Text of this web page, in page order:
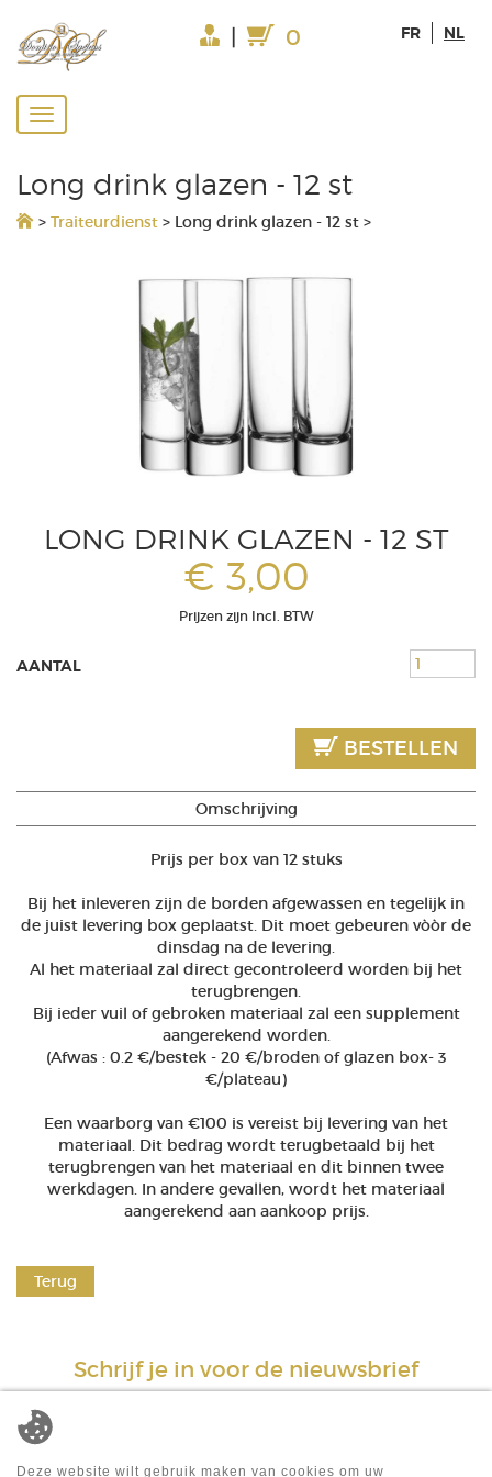
| 0 FR NL
Long drink glazen - 12 st
> Traiteurdienst > Long drink glazen - 12 st >
LONG DRINK GLAZEN - 12 ST
€ 3,00
Prijzen zijn Incl. BTW
AANTAL
BESTELLEN
Omschrijving
Prijs per box van 12 stuks
Bij het inleveren zijn de borden afgewassen en tegelijk in
de juist levering box geplaatst. Dit moet gebeuren vòòr de
dinsdag na de levering.
Al het materiaal zal direct gecontroleerd worden bij het
terugbrengen.
Bij ieder vuil of gebroken materiaal zal een supplement
aangerekend worden.
(Afwas : 0.2 €/bestek - 20 €/broden of glazen box- 3
€/plateau)
Een waarborg van €100 is vereist bij levering van het
materiaal. Dit bedrag wordt terugbetaald bij het
terugbrengen van het materiaal en dit binnen twee
werkdagen. In andere gevallen, wordt het materiaal
aangerekend aan aankoop prijs.
Terug
Deze website wilt gebruik maken van cookies om uw
Schrijf je in voor de nieuwsbrief
E-mail*